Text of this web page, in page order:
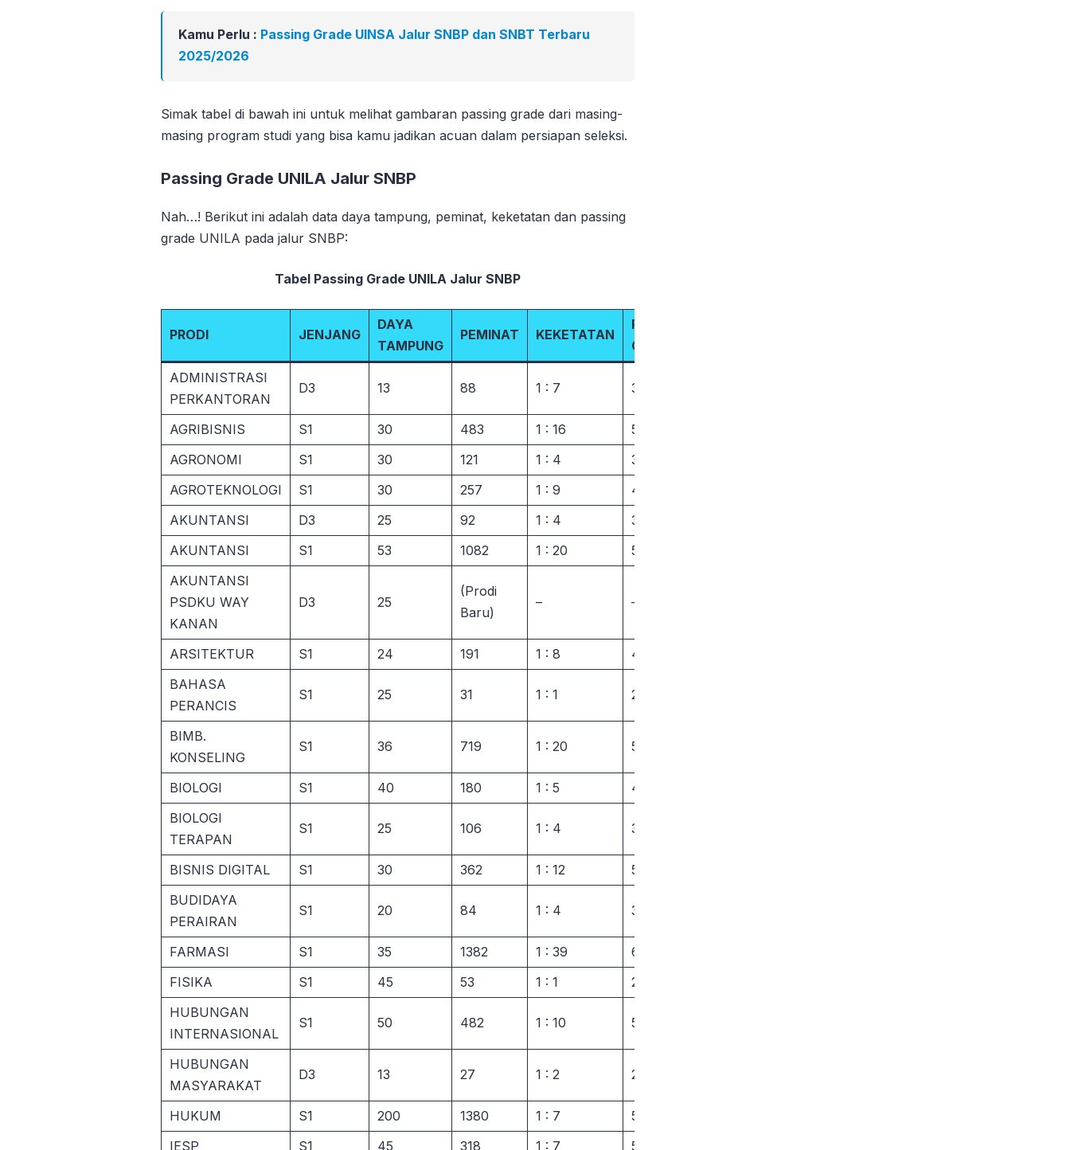
Kamu Perlu : Passing Grade UINSA Jalur SNBP dan SNBT Terbaru
2025/2026
Simak tabel di bawah ini untuk melihat gambaran passing grade dari masing-
masing program studi yang bisa kamu jadikan acuan dalam persiapan seleksi.
Passing Grade UNILA Jalur SNBP
Nah…! Berikut ini adalah data daya tampung, peminat, keketatan dan passing
grade UNILA pada jalur SNBP:
Tabel Passing Grade UNILA Jalur SNBP
PRODI JENJANG
DAYA
TAMPUNG
PEMINAT KEKETATAN
PASSING
GRADE
ADMINISTRASI
PERKANTORAN
D3 13 88 1 : 7 32,99%
AGRIBISNIS S1 30 483 1 : 16
53,20%
AGRONOMI
S1 30 121 1 : 4
35,68%
AGROTEKNOLOGI
S1 30 257 1 : 9
49,35%
AKUNTANSI
D3 25 92 1 : 4
33,39%
AKUNTANSI
S1 53 1082 1 : 20
59,17%
AKUNTANSI
PSDKU WAY
KANAN
D3 25
(Prodi
Baru)
– –
ARSITEKTUR S1 24 191 1 : 8
44,00%
BAHASA
PERANCIS
S1 25 31 1 : 1 26,63%
BIMB.
KONSELING
S1 36 719 1 : 20 56,00%
BIOLOGI S1 40 180 1 : 5
42,92%
BIOLOGI
TERAPAN
S1 25 106 1 : 4 33,81%
BISNIS DIGITAL S1 30 362 1 : 12
51,13%
BUDIDAYA
PERAIRAN
S1 20 84 1 : 4 32,51%
FARMASI S1 35 1382 1 : 39
60,19%
FISIKA
S1 45 53 1 : 1
28,03%
HUBUNGAN
INTERNASIONAL
S1 50 482 1 : 10 53,14%
HUBUNGAN
MASYARAKAT
D3 13 27 1 : 2 26,62%
HUKUM S1 200 1380 1 : 7
59,78%
IESP
S1 45 318 1 : 7 50,01%